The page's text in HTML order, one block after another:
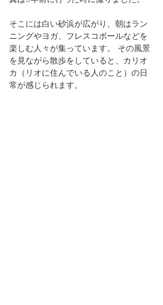
そこには白い砂浜が広がり、朝はラン
ニングやヨガ、フレスコボールなどを
楽しむ人々が集っています。 その風景
を見ながら散歩をしていると、カリオ
カ（リオに住んでいる人のこと）の日
常が感じられます。